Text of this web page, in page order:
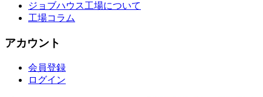
ジョブハウス工場について
工場コラム
アカウント
会員登録
ログイン